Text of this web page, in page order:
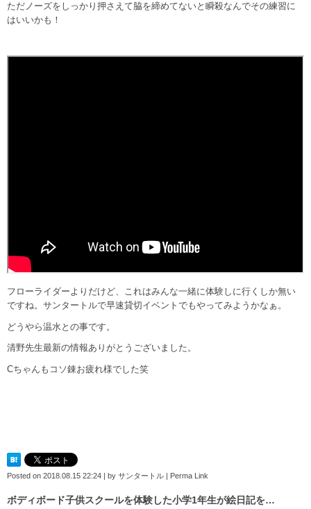
ただノーズをしっかり押さえて脇を締めてないと瞬殺なんでその練習に
はいいかも！
フローライダーよりだけど、これはみんな一緒に体験しに行くしか無い
ですね。サンタートルで早速貸切イベントでもやってみようかなぁ。
どうやら温水との事です。
清野先生最新の情報ありがとうございました。
Cちゃんもコソ錬お疲れ様でした笑
Posted on 2018.08.15 22:24 by サンタートル Perma Link
ボディボード子供スクールを体験した小学1年生が絵日記を…